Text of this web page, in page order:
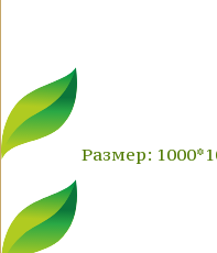
Размер: